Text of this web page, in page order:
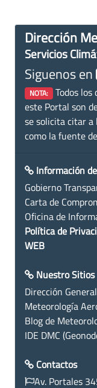
Dirección
Servicios
Siguenos en
NOTA: Todos los
este Portal son
se solicita citar a
como la fuente
Información
Gobierno
Carta de
Oficina de
Política de
WEB
Nuestro Sitios
Dirección
Meteorología
Blog de
IDE DMC
Contactos
Av. Portales